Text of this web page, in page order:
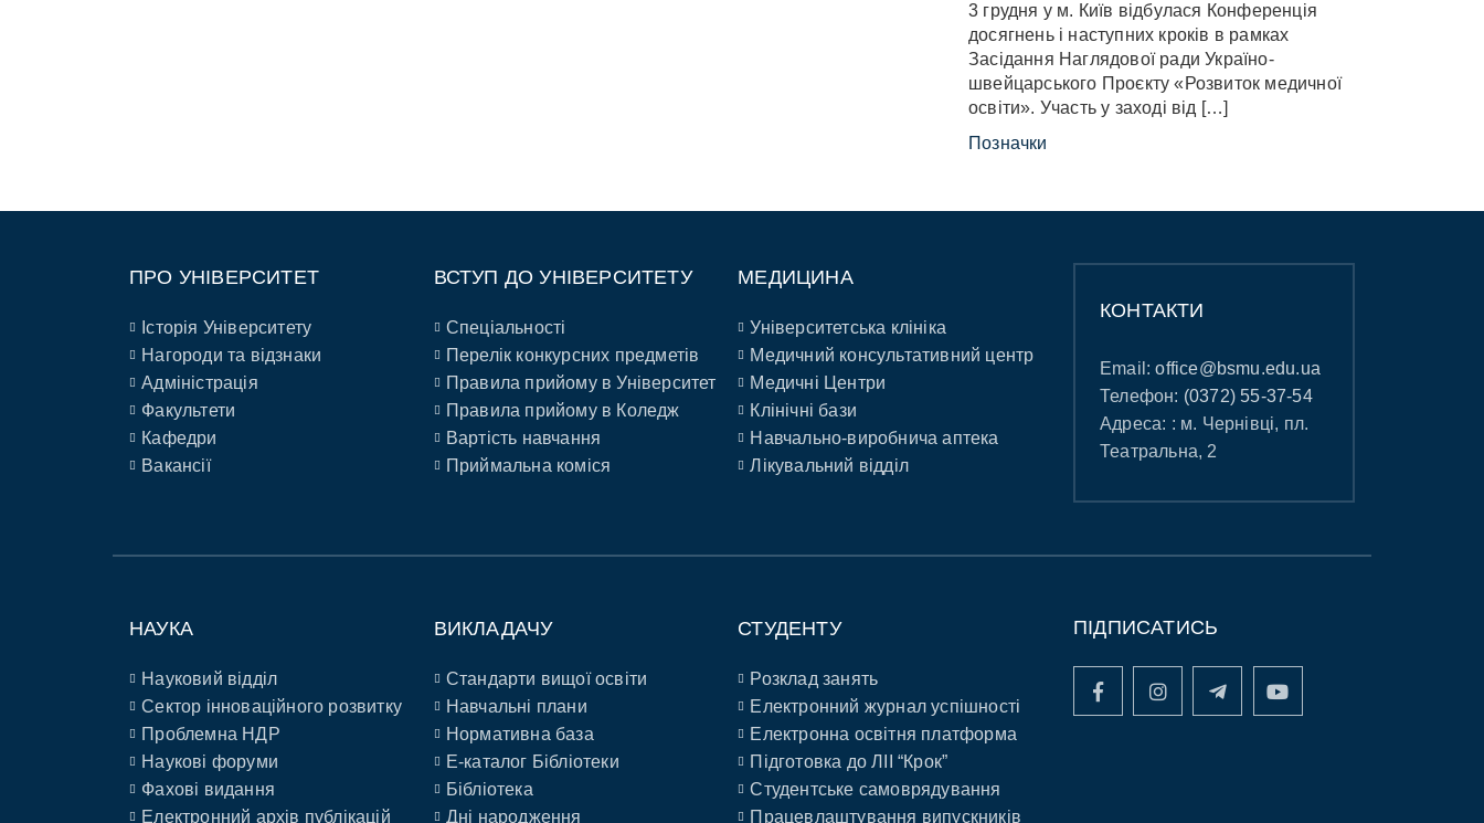
3 грудня у м. Київ відбулася Конференція
досягнень і наступних кроків в рамках
Засідання Наглядової ради Україно-
швейцарського Проєкту «Розвиток медичної
освіти». Участь у заході від […]
Позначки
ПРО УНІВЕРСИТЕТ
Історія Університету
Нагороди та відзнаки
Адміністрація
Факультети
Кафедри
Вакансії
ВСТУП ДО УНІВЕРСИТЕТУ
Спеціальності
Перелік конкурсних предметів
Правила прийому в Університет
Правила прийому в Коледж
Вартість навчання
Приймальна коміся
МЕДИЦИНА
Університетська клініка
Медичний консультативний центр
Медичні Центри
Клінічні бази
Навчально-виробнича аптека
Лікувальний відділ
КОНТАКТИ
Email:office@bsmu.edu.ua
Телефон: (0372) 55-37-54
Адреса: : м. Чернівці, пл.
Театральна, 2
НАУКА
Науковий відділ
Сектор інноваційного розвитку
Проблемна НДР
Наукові форуми
Фахові видання
Електронний архів публікацій
ВИКЛАДАЧУ
Стандарти вищої освіти
Навчальні плани
Нормативна база
E-каталог Бібліотеки
Бібліотека
Дні народження
СТУДЕНТУ
Розклад занять
Електронний журнал успішності
Електронна освітня платформа
Підготовка до ЛІІ “Крок”
Студентське самоврядування
Працевлаштування випускників
ПІДПИСАТИСЬ